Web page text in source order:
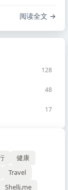
128
48
17
健康
Travel
Shellj.me
阅读全文